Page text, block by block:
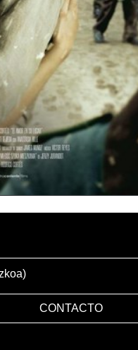
CONTACTO